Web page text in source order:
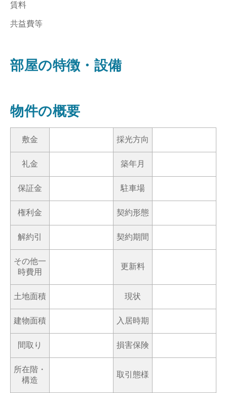
賃料
共益費等
部屋の特徴・設備
物件の概要
敷金 採光方向
礼金 築年月
保証金 駐車場
権利金 契約形態
解約引 契約期間
その他一
時費用
更新料
土地面積 現状
建物面積 入居時期
間取り 損害保険
所在階・
構造
取引態様